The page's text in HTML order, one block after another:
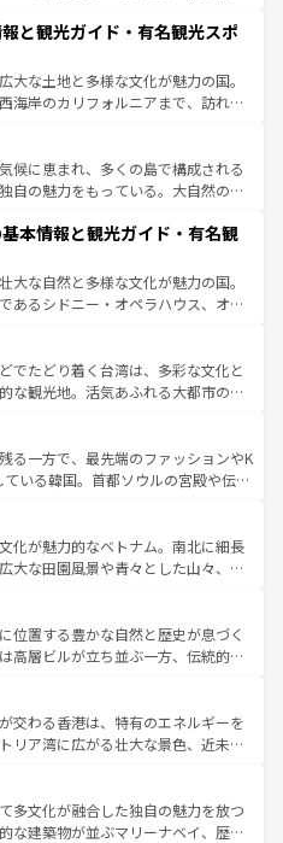
しい。
町や、スイスならではのユニークな
ス観光だけでなく町歩きも満喫する
所得が高いため物価も高いが、旅行
のサービスもあり、うまく活用すれ
と観光ガイド・有名観光スポ
大な土地と多様な文化が魅力の国。
海岸のカリフォルニアまで、訪れる
観光、ショッピング、エンターテイ
激的なスポットだ。一方、アメリカ
り、グランドキャニオンやイエロー
では、音楽と美食が融合した独特の
アメリカの各地域で異なる魅力を楽
性と豊かな歴史を感じることができ
ドトリップや列車の旅も、アメリカ
候に恵まれ、多くの島で構成される
自の魅力をもっている。大自然の神
また、定番の観光地といえばオアフ
求めるならマウイ島やカウアイ島が
グリーンに輝く海をはじめ、豊かな
いる。「アロハスピリット」と呼ば
ルフードやハワイアンミュージッ
スなど、すべてがハワイの魅力を彩
に新しい発見と感動が待っているハ
本情報と観光ガイド・有名観
大な自然と多様な文化が魅力の国。
あるシドニー・オペラハウス、オー
部にそびえるウルル（エアーズロッ
しい原生林やケアンズの熱帯雨林な
ん。また、カフェやワイン、オージ
も充実しており、サーフィンやダイ
ど、アウトドア好きにはたまらな
多彩な魅力を存分に味わいつくそ
でたどり着く台湾は、多彩な文化と
な観光地。活気あふれる大都市の台
帯である台湾東部など、都市の喧騒
しており、訪れる人に新しい発見と
る。また、奥深い台湾の食文化も魅
イーツなど、バラエティ豊かな料理
なお、新着の台湾情報は コンテンツ一覧を参
る一方で、最先端のファッションやK
いる韓国。首都ソウルの宮殿や伝統
ば四季折々の自然美を楽しむことが
チや焼肉、絶品のストリートフード
料理が待っている。夜には、韓国な
、韓国の多彩な魅力を心ゆくまで味
わってみてほしい。 なお、新着の韓国情報はコンテンツ一
化が魅力的なベトナム。南北に細長
大な田園風景や青々とした山々、世
が息づく。ハノイの古い町並みやホ
統治時代の建物も、独特の雰囲気を
、バラエティの豊かさとおいしさで
ミー、ベトナムコーヒーなどは、ぜ
どの地域を訪れてもあたたかい人々
るので、きっと忘れられない旅にな
位置する豊かな自然と歴史が息づく
高層ビルが立ち並ぶ一方、伝統的な
。北部ではチェンマイなどの山岳地
南部ではプーケットやクラビの美し
分を楽しむことができる。タイ料理
温暖で、どの季節にも異なる楽しみ
やすいタイの人々、仏教を中心とし
観光資源が、訪れる旅人を魅了し続
交わる香港は、特有のエネルギーを
リア湾に広がる壮大な景色、近未来
動するはず。観光スポットが密集し
ころを回れるのも魅力。息をのむよ
体験まで、香港を存分に楽しみ尽く
多文化が融合した独自の魅力を放つ
な建築物が並ぶマリーナベイ、歴史